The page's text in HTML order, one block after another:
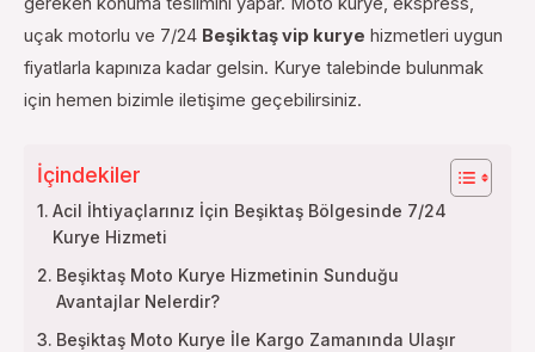
uçak motorlu ve 7/24 Beşiktaş vip kurye hizmetleri uygun
fiyatlarla kapınıza kadar gelsin. Kurye talebinde bulunmak
için hemen bizimle iletişime geçebilirsiniz.
İçindekiler
Acil İhtiyaçlarınız İçin Beşiktaş Bölgesinde 7/24
Kurye Hizmeti
Beşiktaş Moto Kurye Hizmetinin Sunduğu
Avantajlar Nelerdir?
Beşiktaş Moto Kurye İle Kargo Zamanında Ulaşır